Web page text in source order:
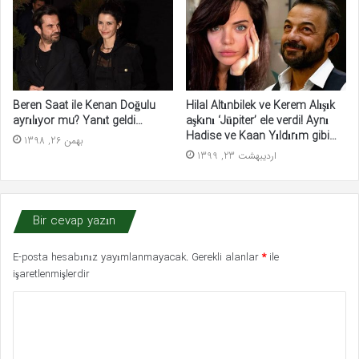
Beren Saat ile Kenan Doğulu
ayrılıyor mu? Yanıt geldi…
بهمن 26, 1398
Hilal Altınbilek ve Kerem Alışık
aşkını ‘Jüpiter’ ele verdi! Aynı
Hadise ve Kaan Yıldırım gibi…
اردیبهشت 23, 1399
Bir cevap yazın
E-posta hesabınız yayımlanmayacak. Gerekli alanlar*ile
işaretlenmişlerdir